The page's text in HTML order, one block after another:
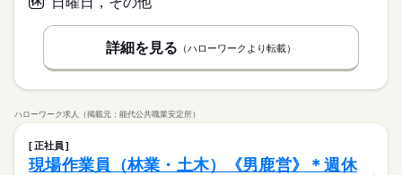
詳細を見る （ハローワークより転載）
ハローワーク求人（掲載元：能代公共職業安定所）
正社員
現場作業員（林業・土木）《男鹿営》＊週休